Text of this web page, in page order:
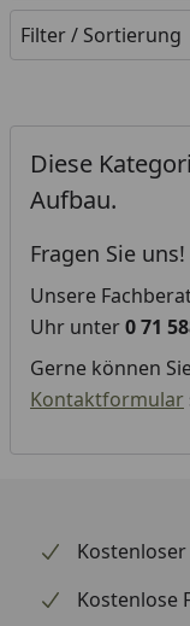
Filter / Sortierung
Diese
Aufbau.
Fragen Sie uns!
Unsere
Uhr unter0 71
Gerne können
Kontaktformular
Kostenlose